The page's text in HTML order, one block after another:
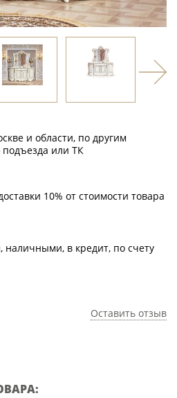
и области, по другим
или ТК
10% от стоимости товара
наличными, в кредит, по счету
Оставить отзыв